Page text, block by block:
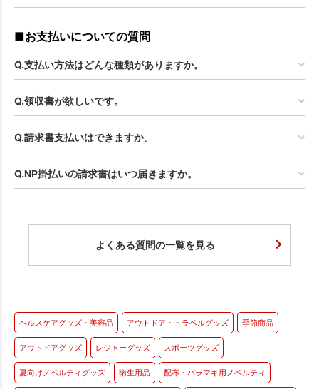
■お支払いについての質問
Q.支払い方法はどんな種類がありますか。
Q.領収書が欲しいです。
Q.請求書支払いはできますか。
Q.NP掛払いの請求書はいつ届きますか。
よくある質問の一覧を見る
ヘルスケアグッズ・美容品 アウトドア・トラベルグッズ 季節商品
アウトドアグッズ レジャーグッズ スポーツグッズ
夏向けノベルティグッズ 衛生用品 配布・バラマキ用ノベルティ